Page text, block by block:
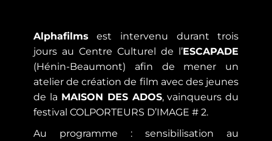
Alphafilms est intervenu durant trois
jours au Centre Culturel de l’ESCAPADE
(Hénin-Beaumont) afin de mener un
atelier de création de film avec des jeunes
de la MAISON DES ADOS, vainqueurs du
festival COLPORTEURS D’IMAGE # 2.
Au programme : sensibilisation au